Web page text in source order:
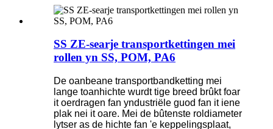
SS ZE-searje transportkettingen mei
rollen yn SS, POM, PA6
De oanbeane transportbandketting mei
lange toanhichte wurdt tige breed brûkt foar
it oerdragen fan yndustriële guod fan it iene
plak nei it oare. Mei de bûtenste roldiameter
lytser as de hichte fan 'e keppelingsplaat,